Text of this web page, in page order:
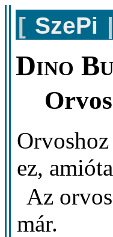
[ SzePi |
Dino
ez,
Az
már.